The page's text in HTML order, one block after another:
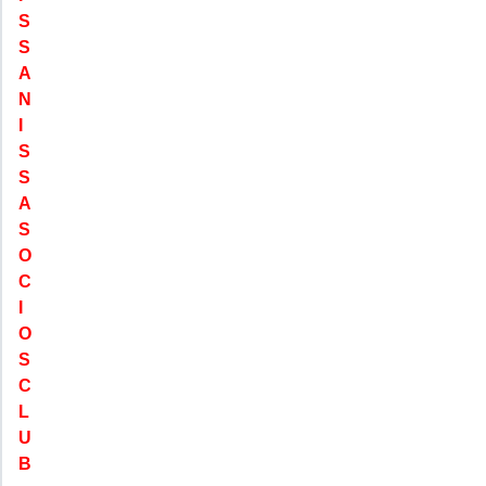
S
S
A
N
S
S
A
S
O
C
O
S
C
L
U
B